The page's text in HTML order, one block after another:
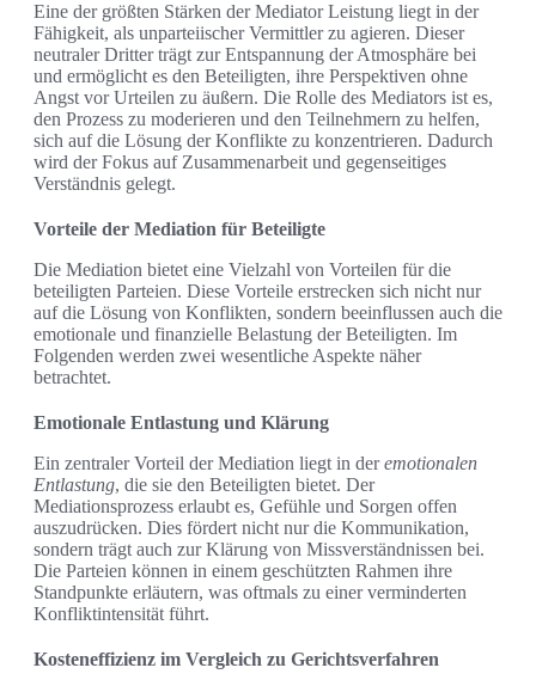
Eine der größten Stärken der Mediator Leistung liegt in der
Fähigkeit, als unparteiischer Vermittler zu agieren. Dieser
neutraler Dritter trägt zur Entspannung der Atmosphäre bei
und ermöglicht es den Beteiligten, ihre Perspektiven ohne
Angst vor Urteilen zu äußern. Die Rolle des Mediators ist es,
den Prozess zu moderieren und den Teilnehmern zu helfen,
sich auf die Lösung der Konflikte zu konzentrieren. Dadurch
wird der Fokus auf Zusammenarbeit und gegenseitiges
Verständnis gelegt.
Vorteile der Mediation für Beteiligte
Die Mediation bietet eine Vielzahl von Vorteilen für die
beteiligten Parteien. Diese Vorteile erstrecken sich nicht nur
auf die Lösung von Konflikten, sondern beeinflussen auch die
emotionale und finanzielle Belastung der Beteiligten. Im
Folgenden werden zwei wesentliche Aspekte näher
betrachtet.
Emotionale Entlastung und Klärung
Ein zentraler Vorteil der Mediation liegt in deremotionalen
Entlastung, die sie den Beteiligten bietet. Der
Mediationsprozess erlaubt es, Gefühle und Sorgen offen
auszudrücken. Dies fördert nicht nur die Kommunikation,
sondern trägt auch zur Klärung von Missverständnissen bei.
Die Parteien können in einem geschützten Rahmen ihre
Standpunkte erläutern, was oftmals zu einer verminderten
Konfliktintensität führt.
Kosteneffizienz im Vergleich zu Gerichtsverfahren